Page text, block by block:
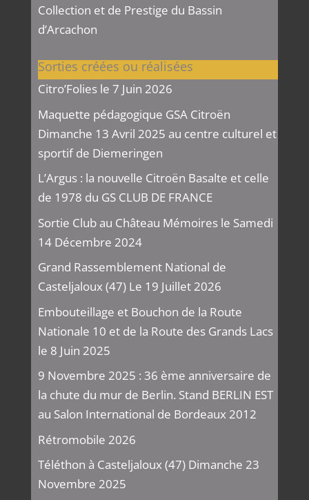
Collection et de Prestige du Bassin
d’Arcachon
Sorties créées ou réalisées
Citro’Folies le 7 Juin 2026
Maquette pédagogique GSA Citroën
Dimanche 13 Avril 2025 au centre culturel et
sportif de Diemeringen
L’Argus : la nouvelle Citroën Basalte et celle
de 1978 du GS CLUB DE FRANCE
Sortie Club au Château Mémoires le Samedi
14 Décembre 2024
Grand Rassemblement National de
Casteljaloux (47) Le 19 Juillet 2026
Embouteillage et Bouchon de la Route
Nationale 10 et de la Route des Grands Lacs
le 8 Juin 2025
9 Novembre 2025 : 36 ème anniversaire de
la chute du mur de Berlin. Stand BERLIN EST
au Salon International de Bordeaux 2012
Rétromobile 2026
Téléthon à Casteljaloux (47) Dimanche 23
Novembre 2025